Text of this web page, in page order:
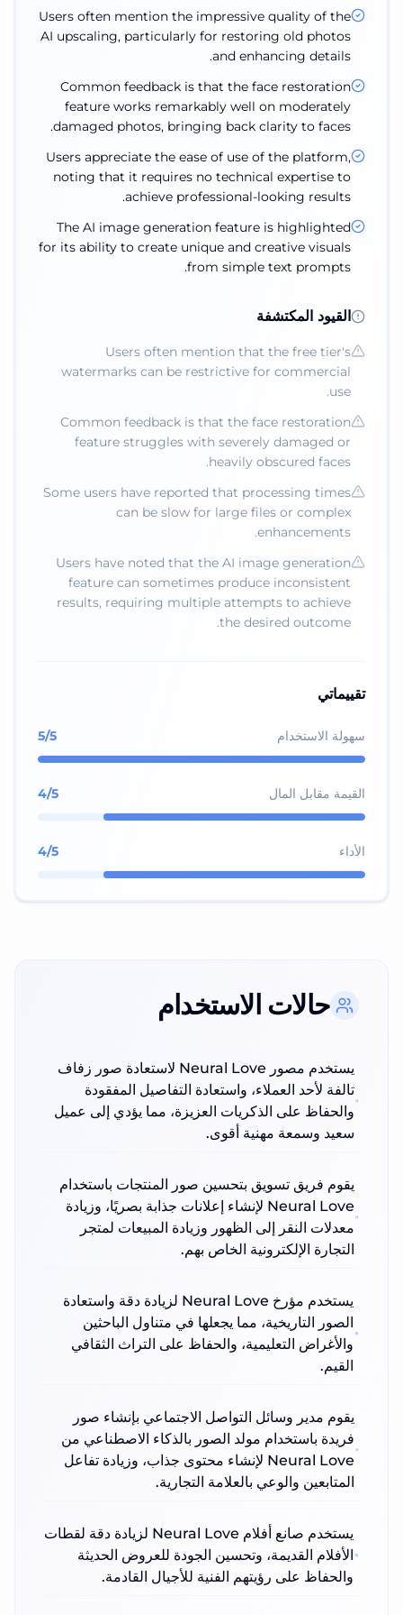
Users often mention the impressive quality of the
AI upscaling, particularly for restoring old photos
and enhancing details.
Common feedback is that the face restoration
feature works remarkably well on moderately
damaged photos, bringing back clarity to faces.
Users appreciate the ease of use of the platform,
noting that it requires no technical expertise to
achieve professional-looking results.
The AI image generation feature is highlighted
for its ability to create unique and creative visuals
from simple text prompts.
القيود المكتشفة
Users often mention that the free tier's
watermarks can be restrictive for commercial
use.
Common feedback is that the face restoration
feature struggles with severely damaged or
heavily obscured faces.
Some users have reported that processing times
can be slow for large files or complex
enhancements.
Users have noted that the AI image generation
feature can sometimes produce inconsistent
results, requiring multiple attempts to achieve
the desired outcome.
تقييماتي
سهولة الاستخدام 5/5
القيمة مقابل المال 4/5
الأداء 4/5
حالات الاستخدام
يستخدم مصور Neural Love لاستعادة صور زفاف
تالفة لأحد العملاء، واستعادة التفاصيل المفقودة
والحفاظ على الذكريات العزيزة، مما يؤدي إلى عميل
سعيد وسمعة مهنية أقوى.
يقوم فريق تسويق بتحسين صور المنتجات باستخدام
Neural Love لإنشاء إعلانات جذابة بصريًا، وزيادة
معدلات النقر إلى الظهور وزيادة المبيعات لمتجر
التجارة الإلكترونية الخاص بهم.
يستخدم مؤرخ Neural Love لزيادة دقة واستعادة
الصور التاريخية، مما يجعلها في متناول الباحثين
والأغراض التعليمية، والحفاظ على التراث الثقافي
القيم.
يقوم مدير وسائل التواصل الاجتماعي بإنشاء صور
فريدة باستخدام مولد الصور بالذكاء الاصطناعي من
Neural Love لإنشاء محتوى جذاب، وزيادة تفاعل
المتابعين والوعي بالعلامة التجارية.
يستخدم صانع أفلام Neural Love لزيادة دقة لقطات
الأفلام القديمة، وتحسين الجودة للعروض الحديثة
والحفاظ على رؤيتهم الفنية للأجيال القادمة.